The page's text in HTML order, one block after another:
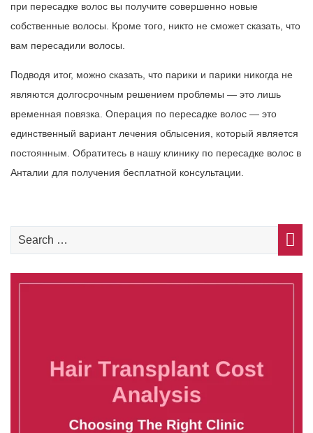
при пересадке волос вы получите совершенно новые
собственные волосы. Кроме того, никто не сможет сказать, что
вам пересадили волосы.
Подводя итог, можно сказать, что парики и парики никогда не
являются долгосрочным решением проблемы — это лишь
временная повязка. Операция по пересадке волос — это
единственный вариант лечения облысения, который является
постоянным. Обратитесь в нашу клинику по пересадке волос в
Анталии для получения бесплатной консультации.